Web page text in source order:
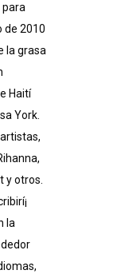
para
de 2010
la grasa
Haití
York.
y otros.
la